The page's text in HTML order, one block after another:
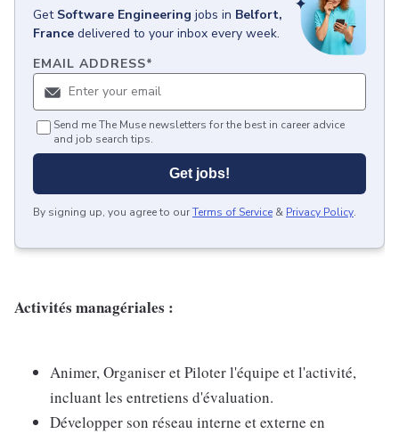
Get Software Engineering jobs in Belfort,
France delivered to your inbox every week.
EMAIL ADDRESS*
Send me The Muse newsletters for the best in career advice
and job search tips.
Get jobs!
By signing up, you agree to ourTerms of Service & Privacy Policy.
Activités managériales :
Animer, Organiser et Piloter l'équipe et l'activité,
incluant les entretiens d'évaluation.
Développer son réseau interne et externe en